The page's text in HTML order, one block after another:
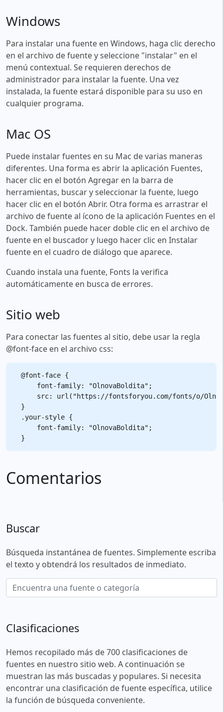
Windows
Para instalar una fuente en Windows, haga clic derecho
en el archivo de fuente y seleccione "instalar" en el
menú contextual. Se requieren derechos de
administrador para instalar la fuente. Una vez
instalada, la fuente estará disponible para su uso en
cualquier programa.
Mac OS
Puede instalar fuentes en su Mac de varias maneras
diferentes. Una forma es abrir la aplicación Fuentes,
hacer clic en el botón Agregar en la barra de
herramientas, buscar y seleccionar la fuente, luego
hacer clic en el botón Abrir. Otra forma es arrastrar el
archivo de fuente al ícono de la aplicación Fuentes en el
Dock. También puede hacer doble clic en el archivo de
fuente en el buscador y luego hacer clic en Instalar
fuente en el cuadro de diálogo que aparece.
Cuando instala una fuente, Fonts la verifica
automáticamente en busca de errores.
Sitio web
Para conectar las fuentes al sitio, debe usar la regla
@font-face en el archivo css:
@font-face {
    font-family: "OlnovaBoldita";
src: url("https://fontsforyou.com/fonts/o/
}
.your-style {
    font-family: "OlnovaBoldita";
Comentarios
Buscar
Búsqueda instantánea de fuentes. Simplemente escriba
el texto y obtendrá los resultados de inmediato.
Clasificaciones
Hemos recopilado más de 700 clasificaciones de
fuentes en nuestro sitio web. A continuación se
muestran las más buscadas y populares. Si necesita
encontrar una clasificación de fuente específica, utilice
la función de búsqueda conveniente.